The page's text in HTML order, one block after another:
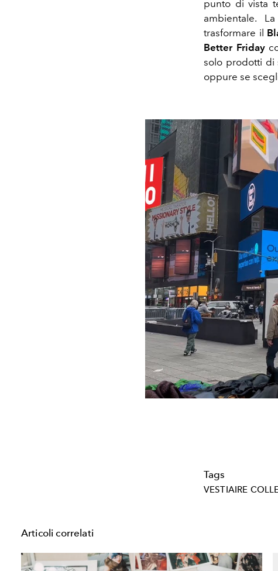
punto di vista
ambientale.
trasformare il
Better Friday
solo prodotti di
oppure se
Tags
VESTIAIRE
Articoli correlati